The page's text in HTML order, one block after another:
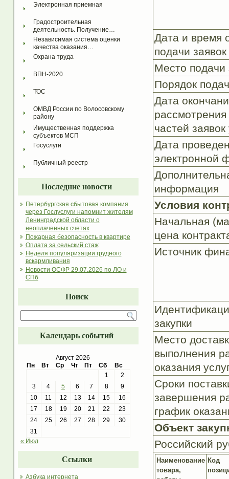
Электронная приемная
Градостроительная
деятельность. Получение…
Независимая система оценки
качества оказания…
Охрана труда
ВПН-2020
ТОС
ОМВД России по Волосовскому
району
Имущественная поддержка
субъектов МСП
Госуслуги
Публичный реестр
Последние новости
Петербургская сбытовая компания
через Гослуслуги напомнит жителям
Ленинградской области о
неоплаченных счетах
Пожарная безопасность в квартире
Оплата за сельский стаж
Неделя популяризации грудного
вскармливания
Новости ОСФР 29.07.2026 по ЛО и
СПб
Поиск
Календарь событий
Август 2026
Пн
Вт Ср Чт Пт Сб
Вс
1
2
3
4 5 6 7 8
9
10
11 12 13 14 15
16
17
18 19 20 21 22
23
24
25 26 27 28 29
30
31
« Июл
Ссылки
Азбука интернета
Дата и время
подачи заявок
Место подачи
Порядок
Дата
частей заявок
Дата
электронной
информация
Условия
Начальная
цена
Источник
закупки
Место
выполнения
оказания
Сроки
завершения
график
Объект
Российский
Наименование
товара,
Код